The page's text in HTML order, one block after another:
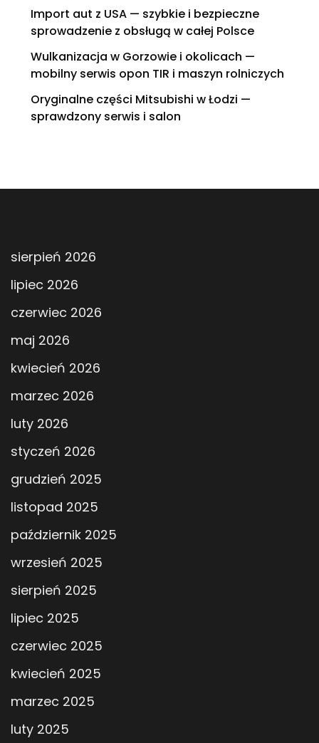
Import aut z USA — szybkie i bezpieczne
sprowadzenie z obsługą w całej Polsce
Wulkanizacja w Gorzowie i okolicach —
mobilny serwis opon TIR i maszyn rolniczych
Oryginalne części Mitsubishi w Łodzi —
sprawdzony serwis i salon
sierpień 2026
lipiec 2026
czerwiec 2026
maj 2026
kwiecień 2026
marzec 2026
luty 2026
styczeń 2026
grudzień 2025
listopad 2025
październik 2025
wrzesień 2025
sierpień 2025
lipiec 2025
czerwiec 2025
kwiecień 2025
marzec 2025
luty 2025